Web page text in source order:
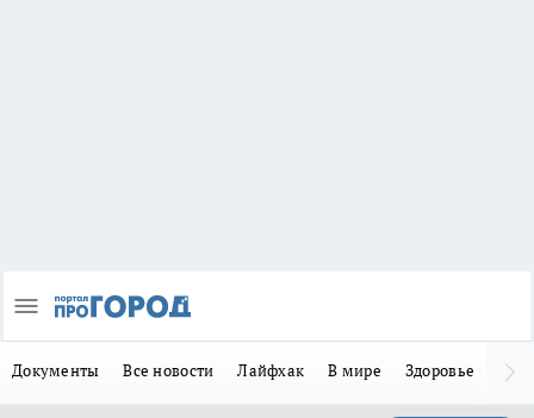
Документы Все новости Лайфхак В мире Здоровье